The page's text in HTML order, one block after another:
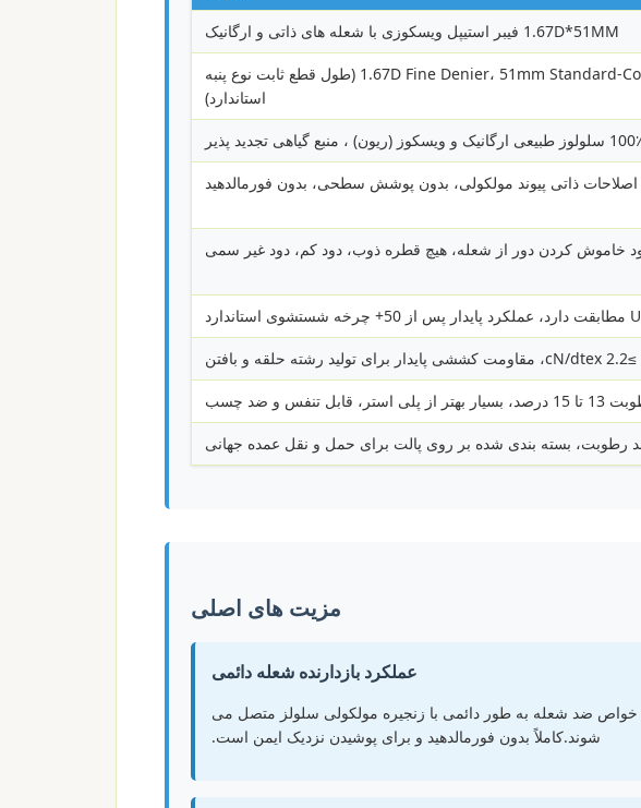
1.67D*51MM فیبر استیپل ویسکوزی با شعله های ذاتی و ارگانیک
1.67D Fine Denier، 51mm Standard-Cotton-Type Fixed Cut Length (طول قطع ثابت نوع پنبه
استاندارد)
طبیعی ارگانیک و ویسکوز (ریون) ، منبع گیاهی تجدید پذیر
اصلاحات ذاتی پیوند مولکولی، بدون پوشش سطحی، بدون فورمالدهید
خاموش کردن دور از شعله، هیچ قطره ذوب، دود کم، دود غیر سمی
≥2.2 cN/dtex، مقاومت کششی پایدار برای تولید رشته حلقه و بافتن
قابل تنفس و ضد چسب
مزیت های اصلی
عملکرد بازدارنده شعله دائمی
ضد شعله به طور دائمی با زنجیره مولکولی سلولز متصل می
شوند.کاملاً بدون فورمالدهید و برای پوشیدن نزدیک ایمن است.